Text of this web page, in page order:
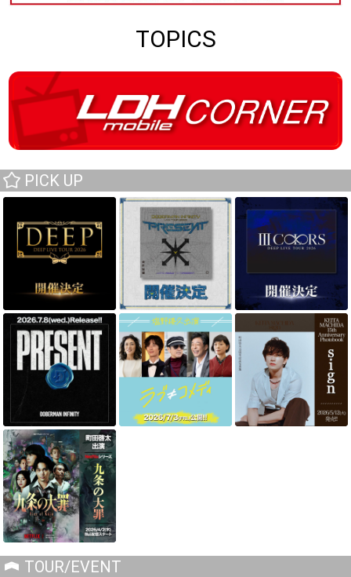
TOPICS
PICK UP
TOUR/EVENT